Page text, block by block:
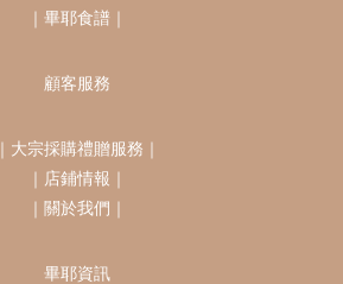
｜ 畢耶食譜 ｜
顧客服務
｜ 大宗採購禮贈服務 ｜
｜ 店鋪情報 ｜
｜ 關於我們 ｜
畢耶資訊